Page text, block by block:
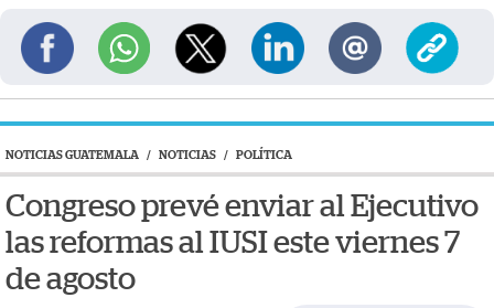
NOTICIAS GUATEMALA / NOTICIAS / POLÍTICA
Congreso prevé enviar al Ejecutivo
las reformas al IUSI este viernes 7
de agosto